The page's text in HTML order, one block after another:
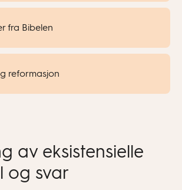
fra Bibelen
reformasjon
av eksistensielle
og svar